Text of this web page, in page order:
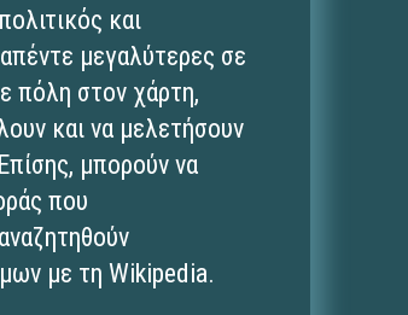
και
μεγαλύτερες σε
πόλη στον χάρτη,
και να μελετήσουν
μπορούν να
που
με τη Wikipedia.